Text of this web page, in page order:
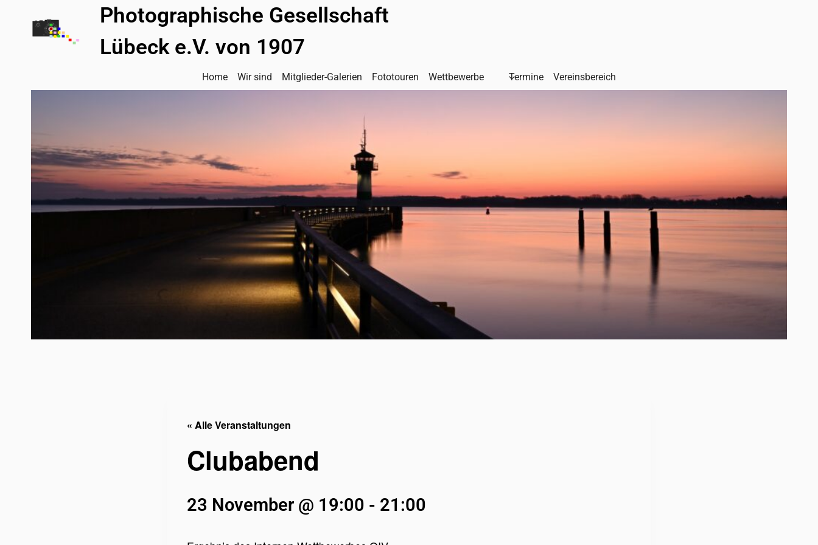
springen
Photographische Gesellschaft
Lübeck e.V. von 1907
Home Wir sind Mitglieder-Galerien Fototouren Wettbewerbe Termine Vereinsbereich
« Alle Veranstaltungen
Clubabend
23 November @ 19:00 - 21:00